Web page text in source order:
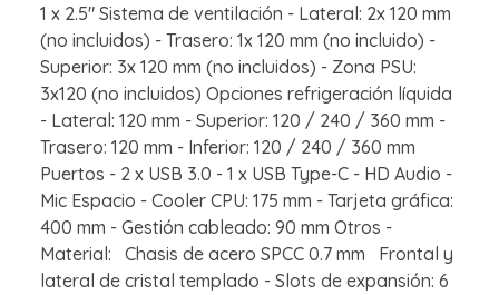
1 x 2.5" Sistema de ventilación - Lateral: 2x 120 mm
(no incluidos) - Trasero: 1x 120 mm (no incluido) -
Superior: 3x 120 mm (no incluidos) - Zona PSU:
3x120 (no incluidos) Opciones refrigeración líquida
- Lateral: 120 mm - Superior: 120 / 240 / 360 mm -
Trasero: 120 mm - Inferior: 120 / 240 / 360 mm
Puertos - 2 x USB 3.0 - 1 x USB Type-C - HD Audio -
Mic Espacio - Cooler CPU: 175 mm - Tarjeta gráfica:
400 mm - Gestión cableado: 90 mm Otros -
Material: Chasis de acero SPCC 0.7 mm Frontal y
lateral de cristal templado - Slots de expansión: 6